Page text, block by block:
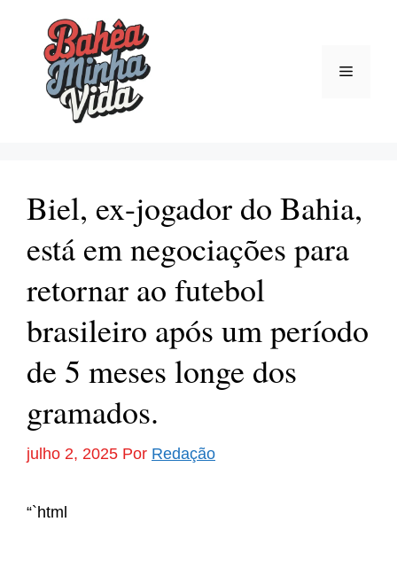
conteúdo
Menu
Biel, ex-jogador do Bahia,
está em negociações para
retornar ao futebol
brasileiro após um período
de 5 meses longe dos
gramados.
julho 2, 2025 Por Redação
“`html